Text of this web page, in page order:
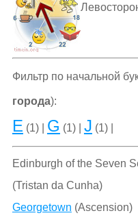
Фильтр по начальной
города):
E (1) | G (1) | J (1) |
Edinburgh of the Seven
(Tristan da Cunha)
Georgetown (Ascension)